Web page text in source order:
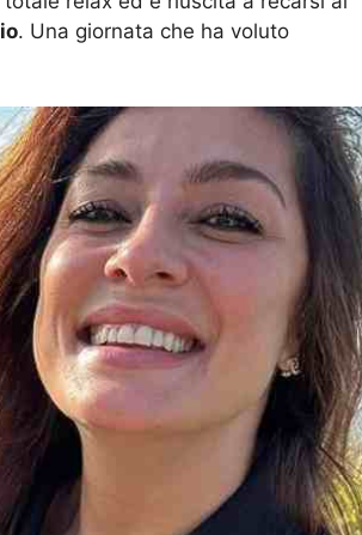
. Una giornata che ha voluto